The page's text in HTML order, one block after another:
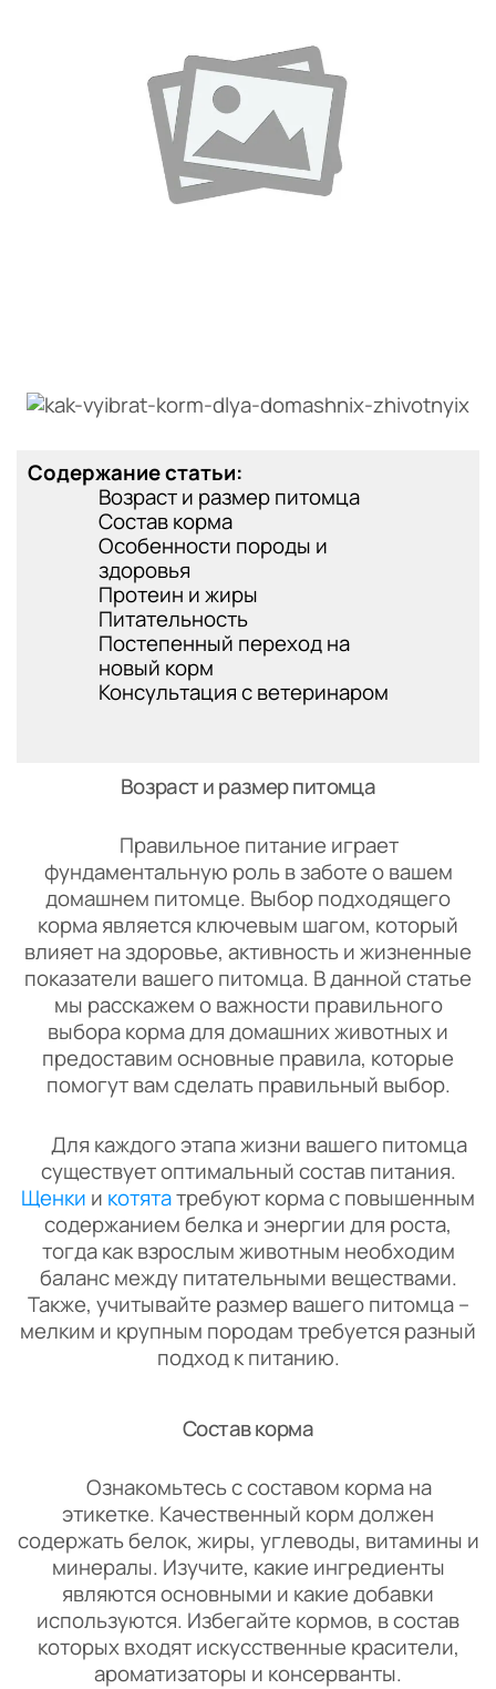
Содержание статьи:
Возраст и размер питомца
Состав корма
Особенности породы и
здоровья
Протеин и жиры
Питательность
Постепенный переход на
новый корм
Консультация с ветеринаром
Возраст и размер питомца
Правильное питание играет
фундаментальную роль в заботе о вашем
домашнем питомце. Выбор подходящего
корма является ключевым шагом, который
влияет на здоровье, активность и жизненные
показатели вашего питомца. В данной статье
мы расскажем о важности правильного
выбора корма для домашних животных и
предоставим основные правила, которые
помогут вам сделать правильный выбор.
Для каждого этапа жизни вашего питомца
существует оптимальный состав питания.
Щенки и котятатребуют корма с повышенным
содержанием белка и энергии для роста,
тогда как взрослым животным необходим
баланс между питательными веществами.
Также, учитывайте размер вашего питомца –
мелким и крупным породам требуется разный
подход к питанию.
Состав корма
Ознакомьтесь с составом корма на
этикетке. Качественный корм должен
содержать белок, жиры, углеводы, витамины и
минералы. Изучите, какие ингредиенты
являются основными и какие добавки
используются. Избегайте кормов, в состав
которых входят искусственные красители,
ароматизаторы и консерванты.